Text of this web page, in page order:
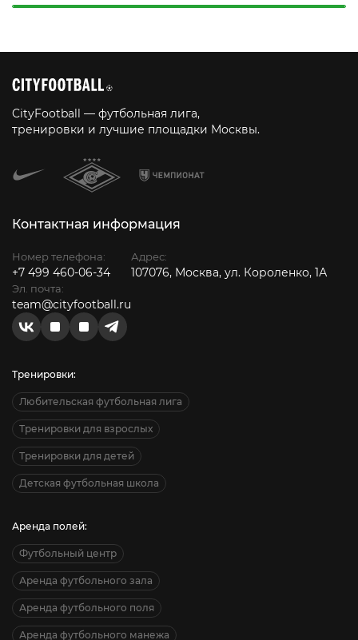
CityFootball — футбольная лига,
тренировки и лучшие площадки Москвы.
Контактная информация
Номер телефона:
+7 499 460-06-34
Эл. почта:
team@cityfootball.ru
Адрес:
107076, Москва, ул. Короленко, 1А
Тренировки:
Любительская футбольная лига
Тренировки для взрослых
Тренировки для детей
Детская футбольная школа
Аренда полей:
Футбольный центр
Аренда футбольного зала
Аренда футбольного поля
Аренда футбольного манежа